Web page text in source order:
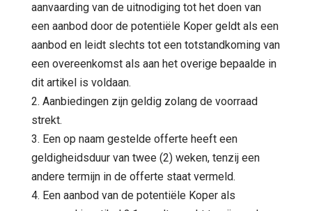
aanvaarding van de uitnodiging tot het doen van
een aanbod door de potentiële Koper geldt als een
aanbod en leidt slechts tot een totstandkoming van
een overeenkomst als aan het overige bepaalde in
dit artikel is voldaan.
2. Aanbiedingen zijn geldig zolang de voorraad
strekt.
3. Een op naam gestelde offerte heeft een
geldigheidsduur van twee (2) weken, tenzij een
andere termijn in de offerte staat vermeld.
4. Een aanbod van de potentiële Koper als